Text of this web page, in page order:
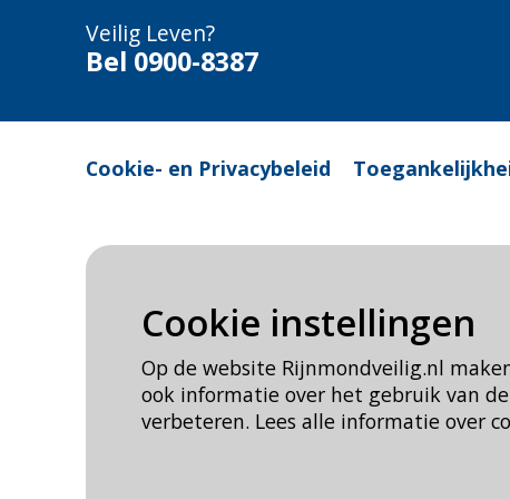
Cookie instellingen
Op de website Rijnmondveilig.nl
ook informatie over het gebruik van
verbeteren. Lees alle informatie over
Veilig Leven?
Bel 0900-8387
Cookie- en Privacybeleid